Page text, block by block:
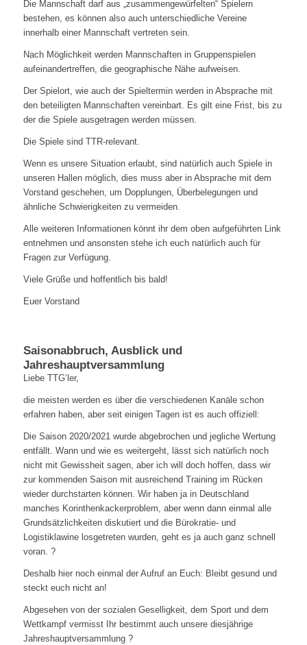
Die Mannschaft darf aus „zusammengewürfelten“ Spielern
bestehen, es können also auch unterschiedliche Vereine
innerhalb einer Mannschaft vertreten sein.
Nach Möglichkeit werden Mannschaften in Gruppenspielen
aufeinandertreffen, die geographische Nähe aufweisen.
Der Spielort, wie auch der Spieltermin werden in Absprache mit
den beteiligten Mannschaften vereinbart. Es gilt eine Frist, bis zu
der die Spiele ausgetragen werden müssen.
Die Spiele sind TTR-relevant.
Wenn es unsere Situation erlaubt, sind natürlich auch Spiele in
unseren Hallen möglich, dies muss aber in Absprache mit dem
Vorstand geschehen, um Dopplungen, Überbelegungen und
ähnliche Schwierigkeiten zu vermeiden.
Alle weiteren Informationen könnt ihr dem oben aufgeführten Link
entnehmen und ansonsten stehe ich euch natürlich auch für
Fragen zur Verfügung.
Viele Grüße und hoffentlich bis bald!
Euer Vorstand
Saisonabbruch, Ausblick und
Jahreshauptversammlung
Liebe TTG’ler,
die meisten werden es über die verschiedenen Kanäle schon
erfahren haben, aber seit einigen Tagen ist es auch offiziell:
Die Saison 2020/2021 wurde abgebrochen und jegliche Wertung
entfällt. Wann und wie es weitergeht, lässt sich natürlich noch
nicht mit Gewissheit sagen, aber ich will doch hoffen, dass wir
zur kommenden Saison mit ausreichend Training im Rücken
wieder durchstarten können. Wir haben ja in Deutschland
manches Korinthenkackerproblem, aber wenn dann einmal alle
Grundsätzlichkeiten diskutiert und die Bürokratie- und
Logistiklawine losgetreten wurden, geht es ja auch ganz schnell
voran. ?
Deshalb hier noch einmal der Aufruf an Euch: Bleibt gesund und
steckt euch nicht an!
Abgesehen von der sozialen Geselligkeit, dem Sport und dem
Wettkampf vermisst Ihr bestimmt auch unsere diesjährige
Jahreshauptversammlung ?